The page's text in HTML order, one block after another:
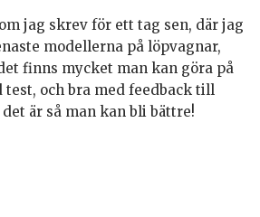
jag skrev för ett tag sen, där jag
modellerna på löpvagnar,
finns mycket man kan göra på
test, och bra med feedback till
är så man kan bli bättre!